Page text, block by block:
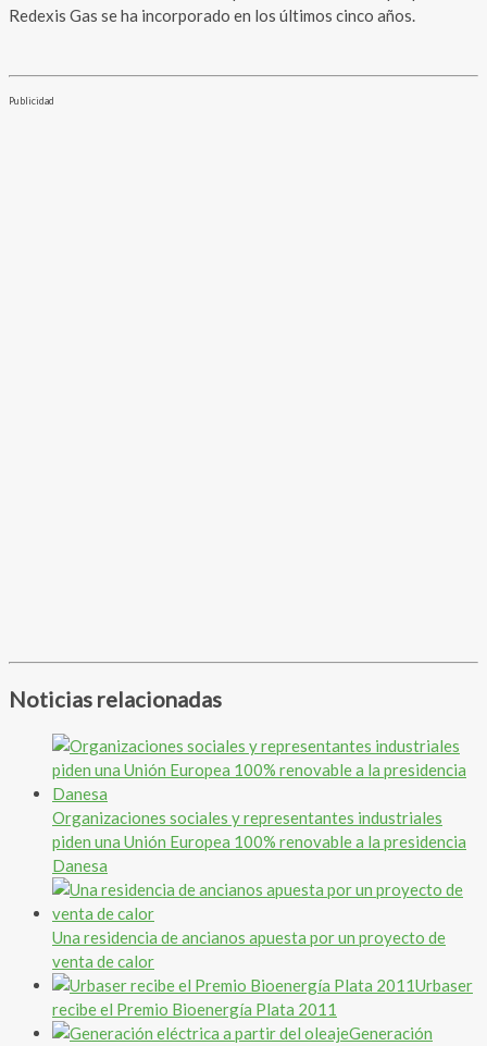
Redexis Gas se ha incorporado en los últimos cinco años.
Publicidad
Noticias relacionadas
Organizaciones sociales y representantes industriales
piden una Unión Europea 100% renovable a la presidencia
Danesa
Una residencia de ancianos apuesta por un proyecto de
venta de calor
Urbaser
recibe el Premio Bioenergía Plata 2011
Generación